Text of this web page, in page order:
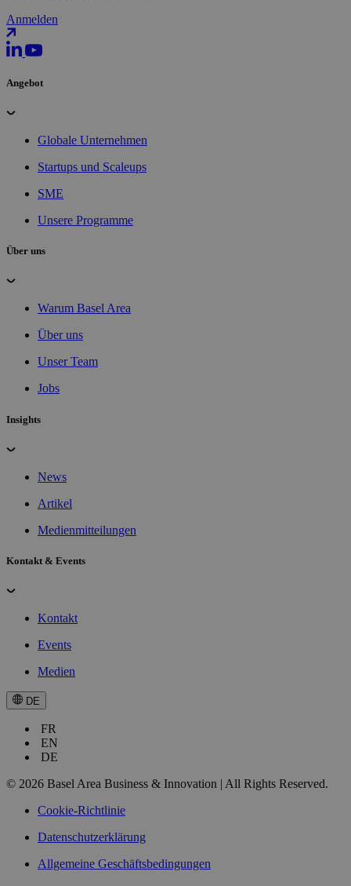
Anmelden
Angebot
Globale Unternehmen
Startups und Scaleups
SME
Unsere Programme
Über uns
Warum Basel Area
Über uns
Unser Team
Jobs
Insights
News
Artikel
Medienmitteilungen
Kontakt & Events
Kontakt
Events
Medien
DE
FR
EN
DE
© 2026 Basel Area Business & Innovation | All Rights Reserved.
Cookie-Richtlinie
Datenschutzerklärung
Allgemeine Geschäftsbedingungen